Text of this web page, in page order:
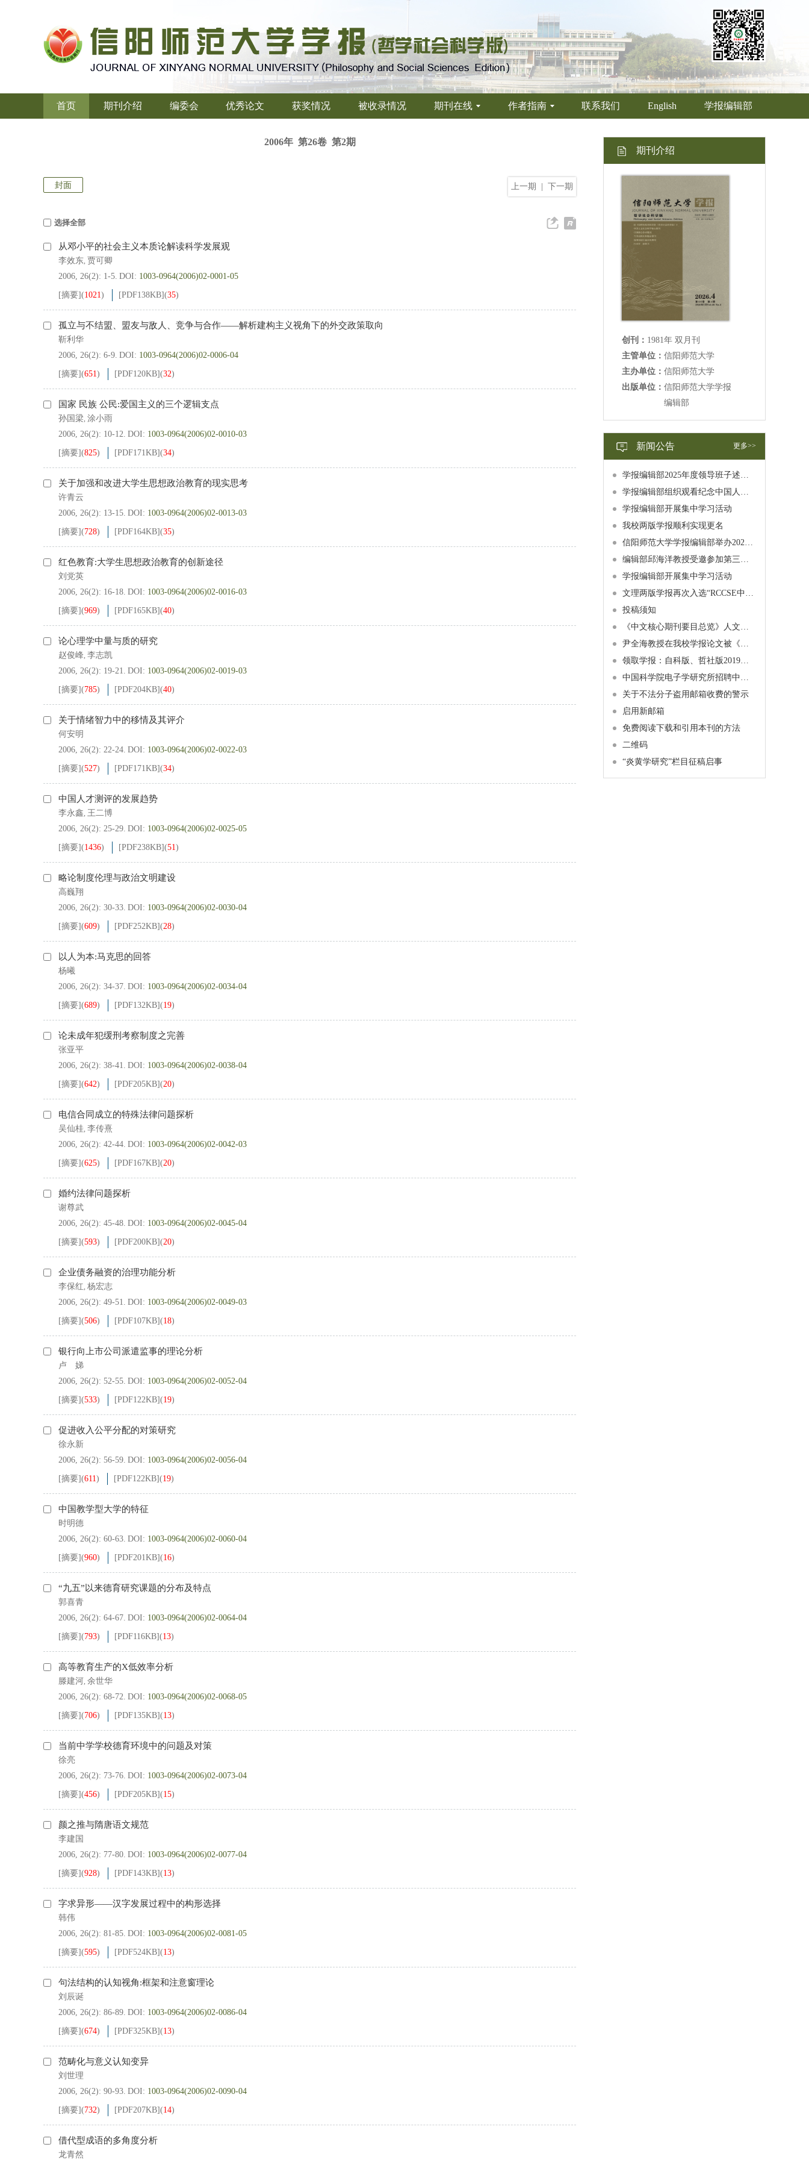
首页 期刊介绍 编委会 优秀论文 获奖情况 被收录情况 期刊在线 作者指南 联系我们 English 学报编辑部
2006年 第26卷 第2期
上一期 下一期
封面
选择全部
从邓小平的社会主义本质论解读科学发展观
李效东, 贾可卿
2006, 26(2): 1-5. DOI: 1003-0964(2006)02-0001-05
[摘要](1021) [PDF138KB](35)
孤立与不结盟、盟友与敌人、竞争与合作——解析建构主义视角下的外交政策取向
靳利华
2006, 26(2): 6-9. DOI: 1003-0964(2006)02-0006-04
[摘要](651) [PDF120KB](32)
国家 民族 公民:爱国主义的三个逻辑支点
孙国梁, 涂小雨
2006, 26(2): 10-12. DOI: 1003-0964(2006)02-0010-03
[摘要](825) [PDF171KB](34)
关于加强和改进大学生思想政治教育的现实思考
许青云
2006, 26(2): 13-15. DOI: 1003-0964(2006)02-0013-03
[摘要](728) [PDF164KB](35)
红色教育:大学生思想政治教育的创新途径
刘党英
2006, 26(2): 16-18. DOI: 1003-0964(2006)02-0016-03
[摘要](969) [PDF165KB](40)
论心理学中量与质的研究
赵俊峰, 李志凯
2006, 26(2): 19-21. DOI: 1003-0964(2006)02-0019-03
[摘要](785) [PDF204KB](40)
关于情绪智力中的移情及其评介
何安明
2006, 26(2): 22-24. DOI: 1003-0964(2006)02-0022-03
[摘要](527) [PDF171KB](34)
中国人才测评的发展趋势
李永鑫, 王二博
2006, 26(2): 25-29. DOI: 1003-0964(2006)02-0025-05
[摘要](1436) [PDF238KB](51)
略论制度伦理与政治文明建设
高巍翔
2006, 26(2): 30-33. DOI: 1003-0964(2006)02-0030-04
[摘要](609) [PDF252KB](28)
以人为本:马克思的回答
杨曦
2006, 26(2): 34-37. DOI: 1003-0964(2006)02-0034-04
[摘要](689) [PDF132KB](19)
论未成年犯缓刑考察制度之完善
张亚平
2006, 26(2): 38-41. DOI: 1003-0964(2006)02-0038-04
[摘要](642) [PDF205KB](20)
电信合同成立的特殊法律问题探析
吴仙桂, 李传熹
2006, 26(2): 42-44. DOI: 1003-0964(2006)02-0042-03
[摘要](625) [PDF167KB](20)
婚约法律问题探析
谢尊武
2006, 26(2): 45-48. DOI: 1003-0964(2006)02-0045-04
[摘要](593) [PDF200KB](20)
企业债务融资的治理功能分析
李保红, 杨宏志
2006, 26(2): 49-51. DOI: 1003-0964(2006)02-0049-03
[摘要](506) [PDF107KB](18)
银行向上市公司派遣监事的理论分析
卢 娣
2006, 26(2): 52-55. DOI: 1003-0964(2006)02-0052-04
[摘要](533) [PDF122KB](19)
促进收入公平分配的对策研究
徐永新
2006, 26(2): 56-59. DOI: 1003-0964(2006)02-0056-04
[摘要](611) [PDF122KB](19)
中国教学型大学的特征
时明德
2006, 26(2): 60-63. DOI: 1003-0964(2006)02-0060-04
[摘要](960) [PDF201KB](16)
“九五”以来德育研究课题的分布及特点
郭喜青
2006, 26(2): 64-67. DOI: 1003-0964(2006)02-0064-04
[摘要](793) [PDF116KB](13)
高等教育生产的X低效率分析
滕建河, 余世华
2006, 26(2): 68-72. DOI: 1003-0964(2006)02-0068-05
[摘要](706) [PDF135KB](13)
当前中学学校德育环境中的问题及对策
徐亮
2006, 26(2): 73-76. DOI: 1003-0964(2006)02-0073-04
[摘要](456) [PDF205KB](15)
颜之推与隋唐语文规范
李建国
2006, 26(2): 77-80. DOI: 1003-0964(2006)02-0077-04
[摘要](928) [PDF143KB](13)
字求异形——汉字发展过程中的构形选择
韩伟
2006, 26(2): 81-85. DOI: 1003-0964(2006)02-0081-05
[摘要](595) [PDF524KB](13)
句法结构的认知视角:框架和注意窗理论
刘辰诞
2006, 26(2): 86-89. DOI: 1003-0964(2006)02-0086-04
[摘要](674) [PDF325KB](13)
范畴化与意义认知变异
刘世理
2006, 26(2): 90-93. DOI: 1003-0964(2006)02-0090-04
[摘要](732) [PDF207KB](14)
借代型成语的多角度分析
龙青然
期刊介绍
创刊： 1981年 双月刊
主管单位： 信阳师范大学
主办单位： 信阳师范大学
出版单位： 信阳师范大学学报
编辑部
新闻公告 更多>>
学报编辑部2025年度领导班子述职述廉述学报告公示
学报编辑部组织观看纪念中国人民抗日战争暨世界反法西斯战争胜利80周年大会直播
学报编辑部开展集中学习活动
我校两版学报顺利实现更名
信阳师范大学学报编辑部举办2024年博士学术沙龙活动通知
编辑部邱海洋教授受邀参加第三届中原经济学者论坛暨十家经济类期刊论文工作坊
学报编辑部开展集中学习活动
文理两版学报再次入选“RCCSE中国核心学术期刊”
投稿须知
《中文核心期刊要目总览》人文、社会科学学科引用指标统计来源期刊列表（2023 年版）
尹全海教授在我校学报论文被《新华文摘》全文转载
领取学报：自科版、哲社版2019年第1期纸质期刊已经发布
中国科学院电子学研究所招聘中文刊科学编辑
关于不法分子盗用邮箱收费的警示
启用新邮箱
免费阅读下载和引用本刊的方法
二维码
“炎黄学研究”栏目征稿启事